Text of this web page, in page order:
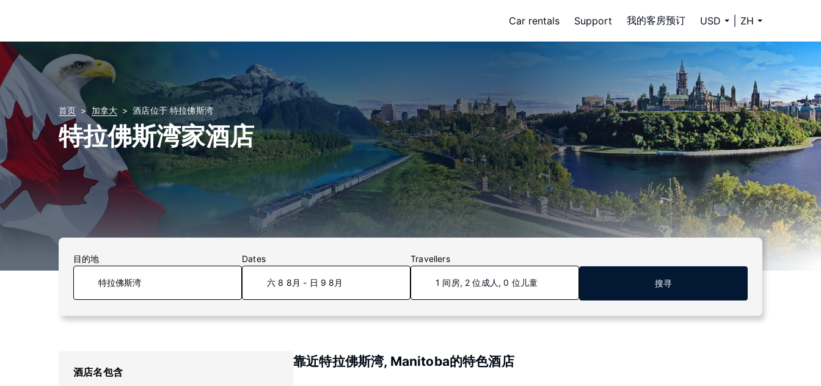
Car rentals Support 我的客房预订 USD ZH
首页 加拿大 酒店位于 特拉佛斯湾
特拉佛斯湾家酒店
目的地 Dates
六 8 8月 - 日 9 8月
Travellers
1 间房, 2 位成人, 0 位儿童 搜寻
酒店名包含
靠近特拉佛斯湾, Manitoba的特色酒店